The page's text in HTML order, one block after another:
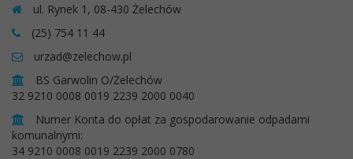
ul. Rynek 1, 08-430 Żelechów
(25) 754 11 44
urzad@zelechow.pl
BS Garwolin O/Żelechów
32 9210 0008 0019 2239 2000 0040
Numer Konta do opłat za gospodarowanie odpadami
komunalnymi:
34 9210 0008 0019 2239 2000 0780